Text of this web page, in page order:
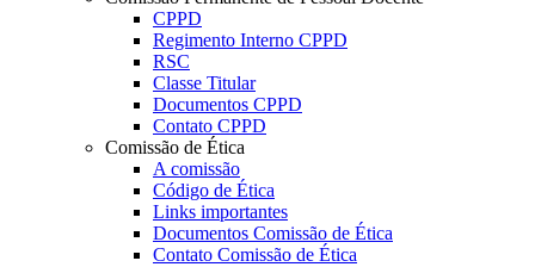
CPPD
Regimento Interno CPPD
RSC
Classe Titular
Documentos CPPD
Contato CPPD
Comissão de Ética
A comissão
Código de Ética
Links importantes
Documentos Comissão de Ética
Contato Comissão de Ética